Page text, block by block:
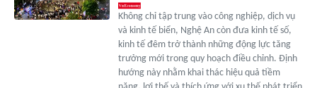
Không chỉ tập trung vào công nghiệp, dịch vụ
và kinh tế biển, Nghệ An còn đưa kinh tế số,
kinh tế đêm trở thành những động lực tăng
trưởng mới trong quy hoạch điều chỉnh. Định
hướng này nhằm khai thác hiệu quả tiềm